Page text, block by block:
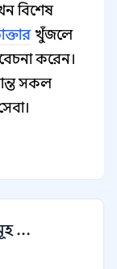
বিশেষ
খুঁজলে
করেন।
সকল
...